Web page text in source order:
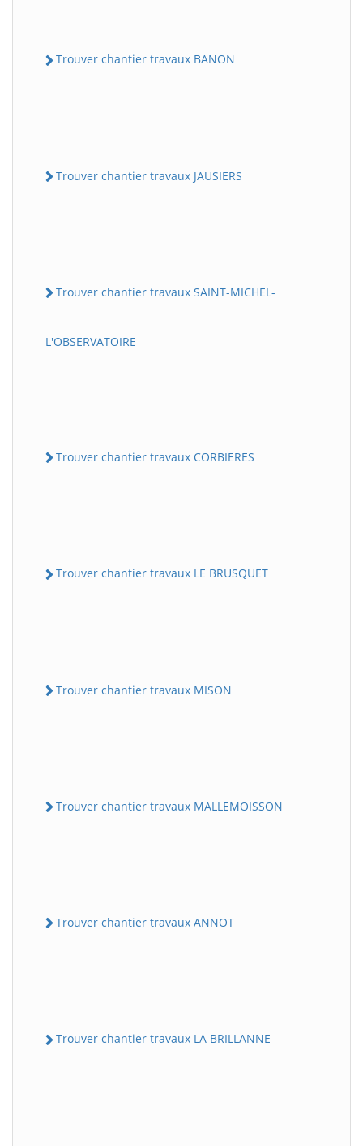
Trouver chantier travaux BANON
Trouver chantier travaux JAUSIERS
Trouver chantier travaux SAINT-MICHEL-
L'OBSERVATOIRE
Trouver chantier travaux CORBIERES
Trouver chantier travaux LE BRUSQUET
Trouver chantier travaux MISON
Trouver chantier travaux MALLEMOISSON
Trouver chantier travaux ANNOT
Trouver chantier travaux LA BRILLANNE